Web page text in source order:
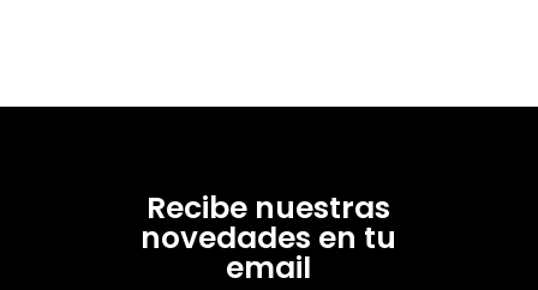
Recibe nuestras
novedades en tu
email